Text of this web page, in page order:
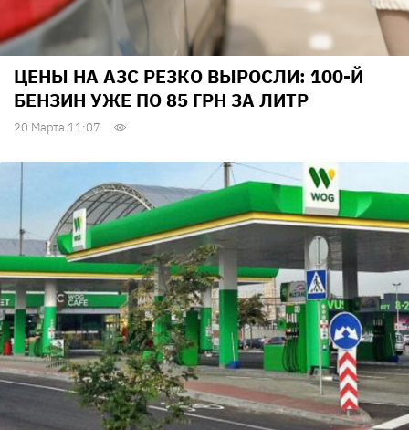
ЦЕНЫ НА АЗС РЕЗКО ВЫРОСЛИ: 100-Й
БЕНЗИН УЖЕ ПО 85 ГРН ЗА ЛИТР
20 Марта 11:07